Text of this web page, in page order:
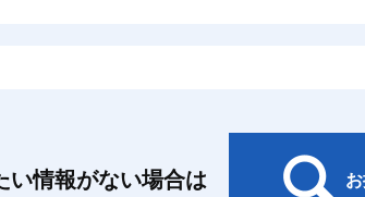
い情報がない場合は